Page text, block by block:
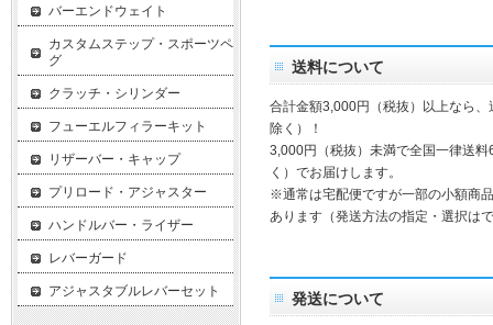
送料について
合計金額3,000円（税抜）以上なら
除く）！
3,000円（税抜）未満で全国一律送
く）でお届けします。
※通常は宅配便ですが一部の小額商
あります（発送方法の指定・選択は
発送について
バーエンドウェイト
カスタムステップ・スポーツペ
グ
クラッチ・シリンダー
フューエルフィラーキット
リザーバー・キャップ
プリロード・アジャスター
ハンドルバー・ライザー
レバーガード
アジャスタブルレバーセット